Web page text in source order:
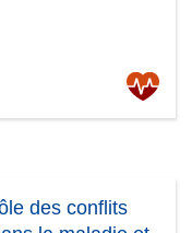
des conflits